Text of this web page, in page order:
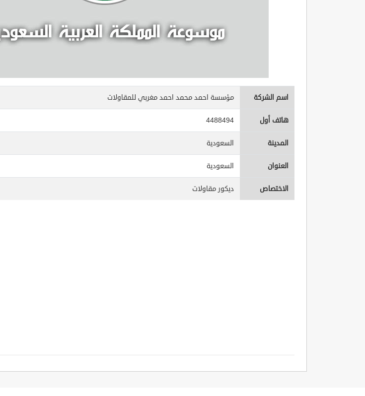
اسم الشركة مؤسسة احمد محمد احمد مغربي للمقاولات
هاتف أول 4488494
المدينة السعودية
العنوان السعودية
الاختصاص ديكور مقاولات